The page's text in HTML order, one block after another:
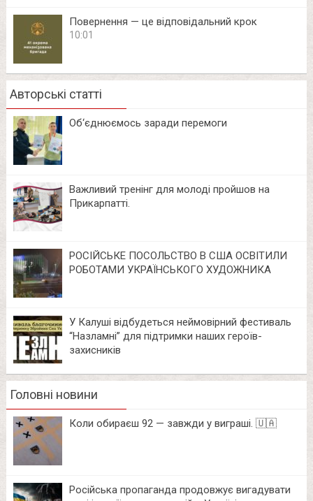
Повернення — це відповідальний крок
10:01
Авторські статті
Об‘єднюємось заради перемоги
Важливий тренінг для молоді пройшов на
Прикарпатті.
РОСІЙСЬКЕ ПОСОЛЬСТВО В США ОСВІТИЛИ
РОБОТАМИ УКРАЇНСЬКОГО ХУДОЖНИКА
У Калуші відбудеться неймовірний фестиваль
“Назламні” для підтримки наших героїв-
захисників
Головні новини
Коли обираєш 92 — завжди у виграші. 🇺🇦
Російська пропаганда продовжує вигадувати